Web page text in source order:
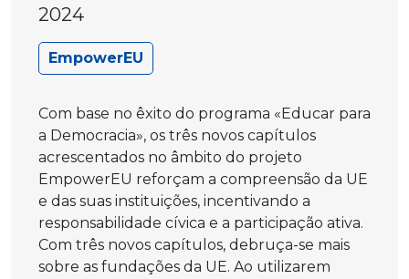
2024
EmpowerEU
Com base no êxito do programa «Educar para
a Democracia», os três novos capítulos
acrescentados no âmbito do projeto
EmpowerEU reforçam a compreensão da UE
e das suas instituições, incentivando a
responsabilidade cívica e a participação ativa.
Com três novos capítulos, debruça-se mais
sobre as fundações da UE. Ao utilizarem